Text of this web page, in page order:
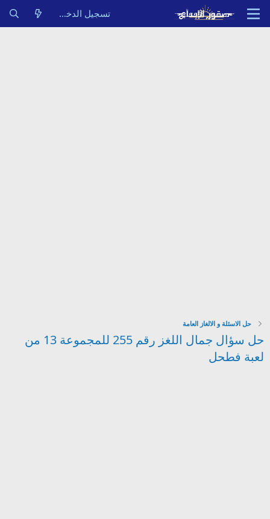
تسجيل الدخول
حل الاسئلة و الالغاز العامة
حل سؤال جمال اللغز رقم 255 للمجموعة 13 من
لعبة فطحل